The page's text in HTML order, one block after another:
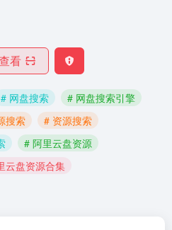
看
# 网盘搜索
# 网盘搜索引擎
搜索
# 资源搜索
# 阿里云盘资源
云盘资源合集